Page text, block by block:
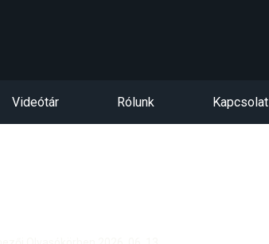
Videótár Rólunk Kapcsolat